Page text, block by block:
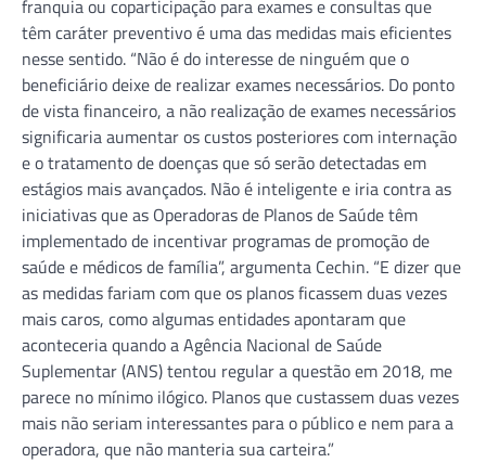
franquia ou coparticipação para exames e consultas que
têm caráter preventivo é uma das medidas mais eficientes
nesse sentido. “Não é do interesse de ninguém que o
beneficiário deixe de realizar exames necessários. Do ponto
de vista financeiro, a não realização de exames necessários
significaria aumentar os custos posteriores com internação
e o tratamento de doenças que só serão detectadas em
estágios mais avançados. Não é inteligente e iria contra as
iniciativas que as Operadoras de Planos de Saúde têm
implementado de incentivar programas de promoção de
saúde e médicos de família”, argumenta Cechin. “E dizer que
as medidas fariam com que os planos ficassem duas vezes
mais caros, como algumas entidades apontaram que
aconteceria quando a Agência Nacional de Saúde
Suplementar (ANS) tentou regular a questão em 2018, me
parece no mínimo ilógico. Planos que custassem duas vezes
mais não seriam interessantes para o público e nem para a
operadora, que não manteria sua carteira.”